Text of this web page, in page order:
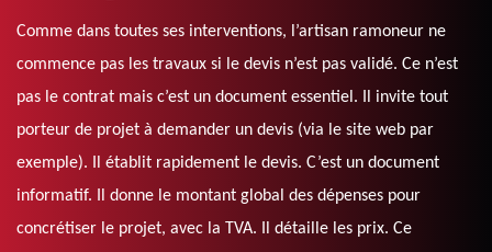
Comme dans toutes ses interventions, l’artisan ramoneur ne
commence pas les travaux si le devis n’est pas validé. Ce n’est
pas le contrat mais c’est un document essentiel. Il invite tout
porteur de projet à demander un devis (via le site web par
exemple). Il établit rapidement le devis. C’est un document
informatif. Il donne le montant global des dépenses pour
concrétiser le projet, avec la TVA. Il détaille les prix. Ce